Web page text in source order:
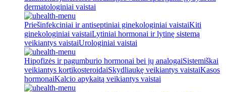
dermatologiniai vaistai
Priešinfekciniai ir antiseptiniai ginekologiniai vaistaiKiti
ginekologiniai vaistaiLytiniai hormonai ir lytinę sistemą
veikiantys vaistaiUrologiniai vaistai
Hipofizės ir pagumburio hormonai bei jų analogaiSistemiškai
veikiantys kortikosteroidaiSkydliaukę veikiantys vaistaiKasos
hormonaiKalcio apykaitą veikiantys vaistai